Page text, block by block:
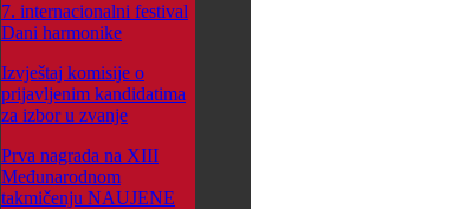
7. internacionalni festival
Dani harmonike
Izvještaj komisije o
prijavljenim kandidatima
za izbor u zvanje
Prva nagrada na XIII
Međunarodnom
takmičenju NAUJENE